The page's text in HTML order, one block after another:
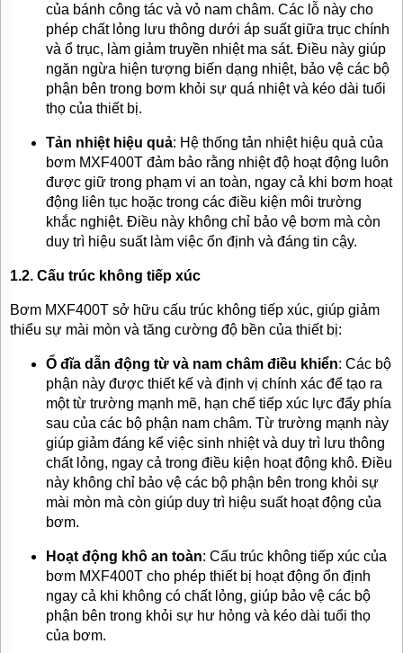
LƯỢNG
của bánh công tác và vỏ nam châm. Các lỗ này cho
phép chất lỏng lưu thông dưới áp suất giữa trục chính
và ổ trục, làm giảm truyền nhiệt ma sát. Điều này giúp
ngăn ngừa hiện tượng biến dạng nhiệt, bảo vệ các bộ
phận bên trong bơm khỏi sự quá nhiệt và kéo dài tuổi
thọ của thiết bị.
Tản nhiệt hiệu quả: Hệ thống tản nhiệt hiệu quả của
bơm MXF400T đảm bảo rằng nhiệt độ hoạt động luôn
được giữ trong phạm vi an toàn, ngay cả khi bơm hoạt
động liên tục hoặc trong các điều kiện môi trường
khắc nghiệt. Điều này không chỉ bảo vệ bơm mà còn
duy trì hiệu suất làm việc ổn định và đáng tin cậy.
1.2. Cấu trúc không tiếp xúc
Bơm MXF400T sở hữu cấu trúc không tiếp xúc, giúp giảm
thiểu sự mài mòn và tăng cường độ bền của thiết bị:
Ổ đĩa dẫn động từ và nam châm điều khiển: Các bộ
phận này được thiết kế và định vị chính xác để tạo ra
một từ trường mạnh mẽ, hạn chế tiếp xúc lực đẩy phía
sau của các bộ phận nam châm. Từ trường mạnh này
giúp giảm đáng kể việc sinh nhiệt và duy trì lưu thông
chất lỏng, ngay cả trong điều kiện hoạt động khô. Điều
này không chỉ bảo vệ các bộ phận bên trong khỏi sự
mài mòn mà còn giúp duy trì hiệu suất hoạt động của
bơm.
Hoạt động khô an toàn: Cấu trúc không tiếp xúc của
bơm MXF400T cho phép thiết bị hoạt động ổn định
ngay cả khi không có chất lỏng, giúp bảo vệ các bộ
phận bên trong khỏi sự hư hỏng và kéo dài tuổi thọ
của bơm.